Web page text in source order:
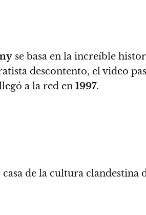
se basa en la increíble
descontento, el video
a la red en 1997.
de la cultura clandestina